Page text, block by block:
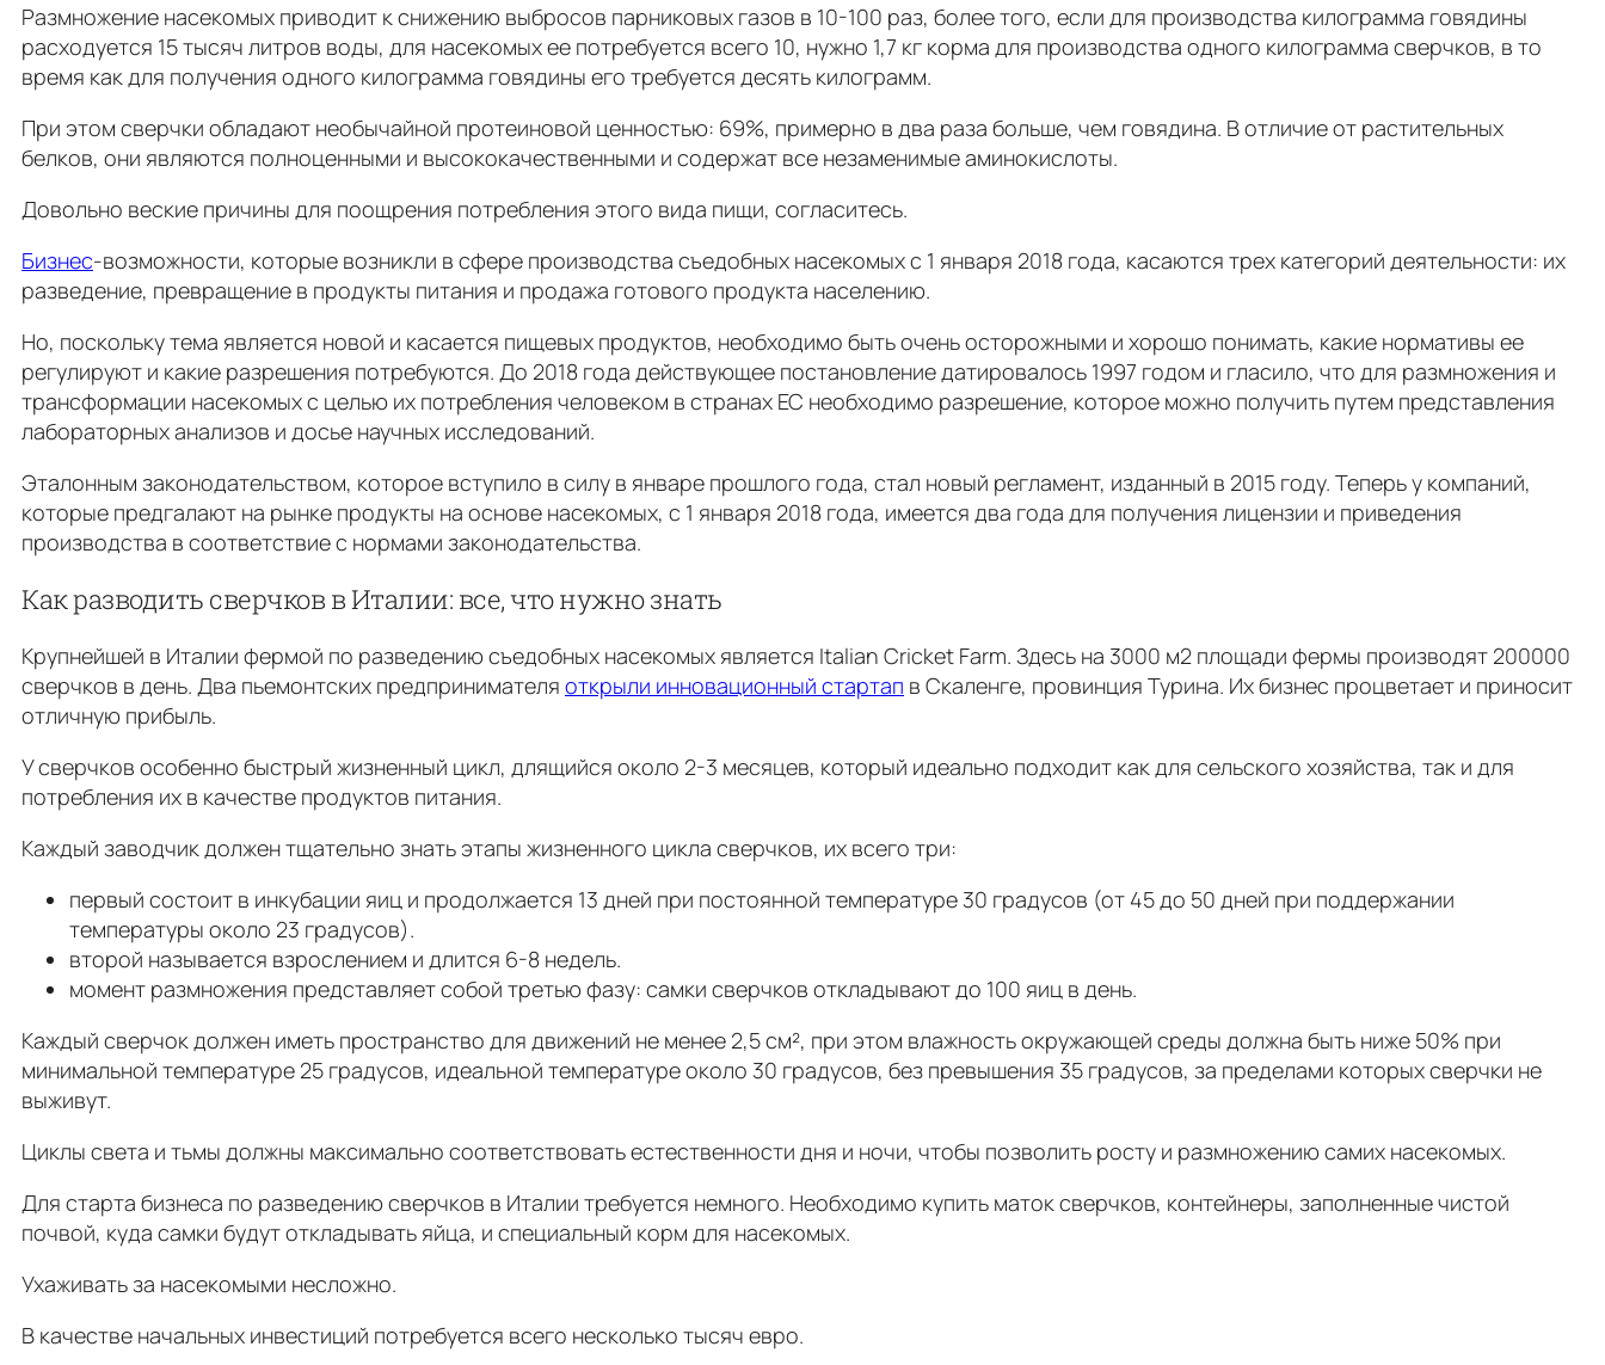
Размножение насекомых приводит к снижению выбросов парниковых газов в 10-100 раз, более того, если для производства килограмма говядины
расходуется 15 тысяч литров воды, для насекомых ее потребуется всего 10, нужно 1,7 кг корма для производства одного килограмма сверчков, в то
время как для получения одного килограмма говядины его требуется десять килограмм.
При этом сверчки обладают необычайной протеиновой ценностью: 69%, примерно в два раза больше, чем говядина. В отличие от растительных
белков, они являются полноценными и высококачественными и содержат все незаменимые аминокислоты.
Довольно веские причины для поощрения потребления этого вида пищи, согласитесь.
Бизнес-возможности, которые возникли в сфере производства съедобных насекомых с 1 января 2018 года, касаются трех категорий деятельности: их
разведение, превращение в продукты питания и продажа готового продукта населению.
Но, поскольку тема является новой и касается пищевых продуктов, необходимо быть очень осторожными и хорошо понимать, какие нормативы ее
регулируют и какие разрешения потребуются. Дo 2018 года действующее постановление датировалось 1997 годом и гласило, что для размножения и
трансформации насекомых с целью их потребления человеком в странах ЕС необходимо разрешение, которое можно получить путем представления
лабораторных анализов и досье научных исследований.
Эталонным законодательством, которое вступило в силу в январе прошлого года, стал новый регламент, изданный в 2015 году. Теперь у компаний,
которые предгалают на рынке продукты на основе насекомых, с 1 января 2018 года, имеется два года для получения лицензии и приведения
производства в соответствие с нормами законодательства.
Как разводить сверчков в Италии: все, что нужно знать
Крупнейшей в Италии фермой по разведению съедобных насекомых является Italian Cricket Farm. Здесь на 3000 м2 площади фермы производят 200000
сверчков в день. Два пьемонтских предпринимателя открыли инновационный стартап в Скаленге, провинция Турина. Их бизнес процветает и приносит
отличную прибыль.
У сверчков особенно быстрый жизненный цикл, длящийся около 2-3 месяцев, который идеально подходит как для сельского хозяйства, так и для
потребления их в качестве продуктов питания.
Каждый заводчик должен тщательно знать этапы жизненного цикла сверчков, их всего три:
первый состоит в инкубации яиц и продолжается 13 дней при постоянной температуре 30 градусов (от 45 до 50 дней при поддержании
температуры около 23 градусов).
второй называется взрослением и длится 6-8 недель.
момент размножения представляет собой третью фазу: самки сверчков откладывают до 100 яиц в день.
Каждый сверчок должен иметь пространство для движений не менее 2,5 см², при этом влажность окружающей среды должна быть ниже 50% при
минимальной температуре 25 градусов, идеальной температуре около 30 градусов, без превышения 35 градусов, за пределами которых сверчки не
выживут.
Циклы света и тьмы должны максимально соответствовать естественности дня и ночи, чтобы позволить росту и размножению самих насекомых.
Для старта бизнеса по разведению сверчков в Италии требуется немного. Необходимо купить маток сверчков, контейнеры, заполненные чистой
почвой, куда самки будут откладывать яйца, и специальный корм для насекомых.
Ухаживать за насекомыми несложно.
В качестве начальных инвестиций потребуется всего несколько тысяч евро.